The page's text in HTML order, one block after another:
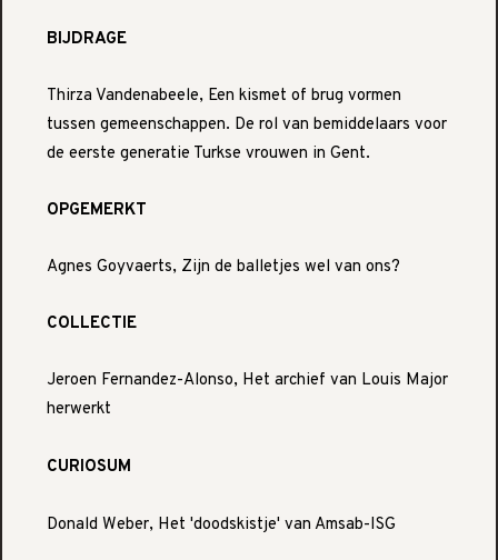
BIJDRAGE
Thirza Vandenabeele, Een kismet of brug vormen
tussen gemeenschappen. De rol van bemiddelaars voor
de eerste generatie Turkse vrouwen in Gent.
OPGEMERKT
Agnes Goyvaerts, Zijn de balletjes wel van ons?
COLLECTIE
Jeroen Fernandez-Alonso, Het archief van Louis Major
herwerkt
CURIOSUM
Donald Weber, Het 'doodskistje' van Amsab-ISG